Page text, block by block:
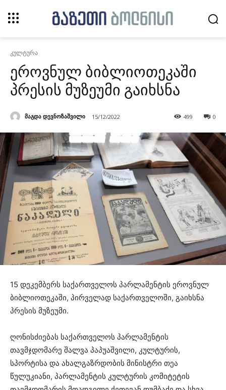
კულტურა
ეროვნულ ბიბლიოთეკაში
პრესის მუზეუმი გაიხსნა
მაგდა დევნოზაშვილი 15/12/2022 0
499
15 დეკემბერს საქართველოს პარლამენტის ეროვნულ
ბიბლიოთეკაში, პირველად საქართველოში, გაიხსნა
პრესის მუზეუმი.
ღონისძიებას საქართველოს პარლამენტის
თავმჯდომარე შალვა პაპუაშვილი, კულტურის,
სპორტისა და ახალგაზრდობის მინისტრი თეა
წულუკიანი, პარლამენტის კულტურის კომიტეტის